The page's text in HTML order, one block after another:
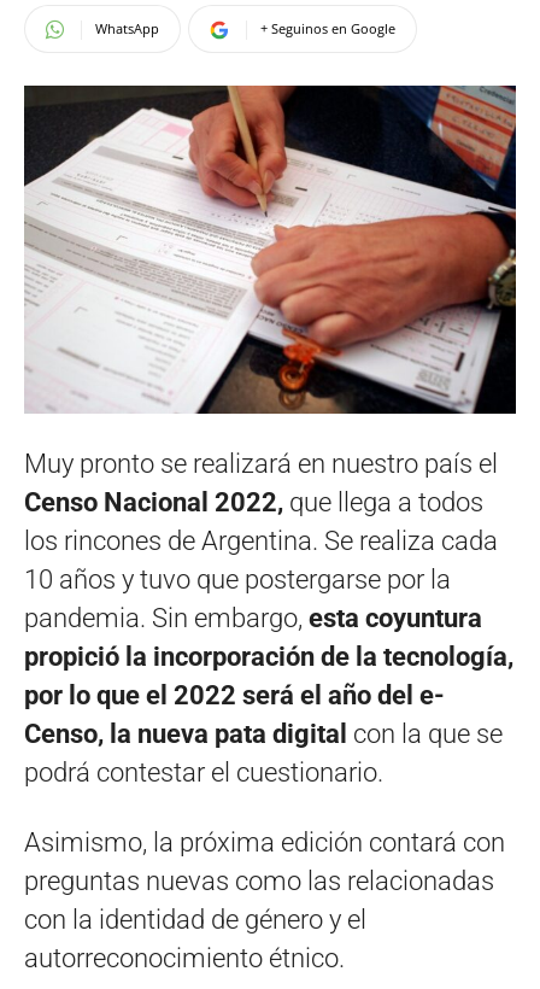
WhatsApp + Seguinos en Google
Muy pronto se realizará en nuestro país el
Censo Nacional 2022, que llega a todos
los rincones de Argentina. Se realiza cada
10 años y tuvo que postergarse por la
pandemia. Sin embargo, esta coyuntura
propició la incorporación de la tecnología,
por lo que el 2022 será el año del e-
Censo, la nueva pata digital con la que se
podrá contestar el cuestionario.
Asimismo, la próxima edición contará con
preguntas nuevas como las relacionadas
con la identidad de género y el
autorreconocimiento étnico.